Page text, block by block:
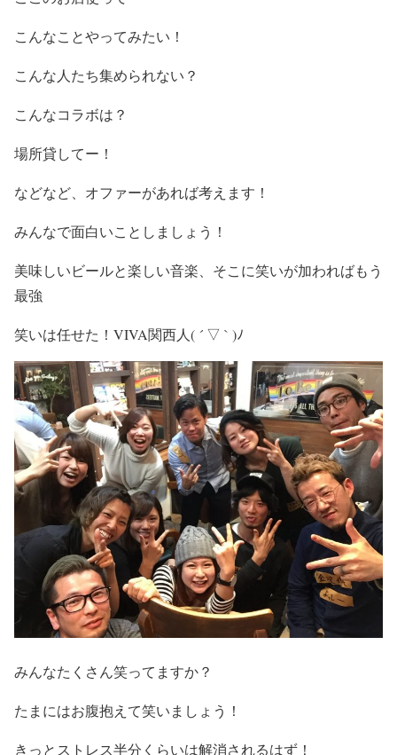
こんなことやってみたい！
こんな人たち集められない？
こんなコラボは？
場所貸してー！
などなど、オファーがあれば考えます！
みんなで面白いことしましょう！
美味しいビールと楽しい音楽、そこに笑いが加わればもう
最強
笑いは任せた！VIVA関西人( ´ ▽ ` )ﾉ
みんなたくさん笑ってますか？
たまにはお腹抱えて笑いましょう！
きっとストレス半分くらいは解消されるはず！